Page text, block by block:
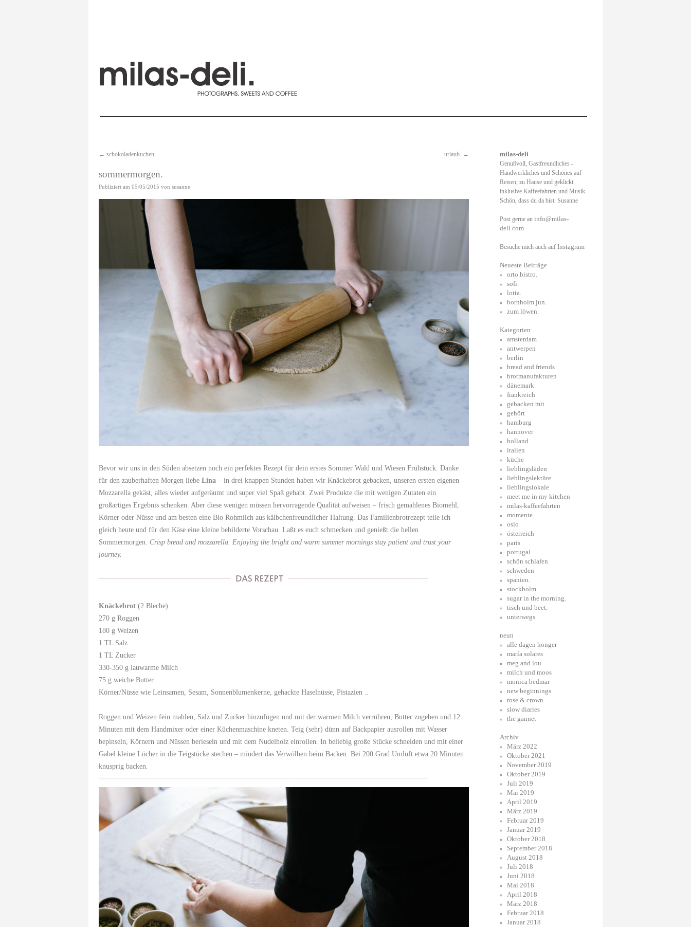
← schokoladenkuchen. urlaub. →
sommermorgen.
Publiziert am 05/05/2015 von susanne
Bevor wir uns in den Süden absetzen noch ein perfektes Rezept für dein erstes Sommer Wald und Wiesen Frühstück. Danke
für den zauberhaften Morgen liebe Lina – in drei knappen Stunden haben wir Knäckebrot gebacken, unseren ersten eigenen
Mozzarella gekäst, alles wieder aufgeräumt und super viel Spaß gehabt. Zwei Produkte die mit wenigen Zutaten ein
großartiges Ergebnis schenken. Aber diese wenigen müssen hervorragende Qualität aufweisen – frisch gemahlenes Biomehl,
Körner oder Nüsse und am besten eine Bio Rohmilch aus kälbchenfreundlicher Haltung. Das Familienbrotrezept teile ich
gleich heute und für den Käse eine kleine bebilderte Vorschau. Laßt es euch schmecken und genießt die hellen
Sommermorgen. Crisp bread and mozzarella. Enjoying the bright and warm summer mornings stay patient and trust your
journey.
Knäckebrot (2 Bleche)
270 g Roggen
180 g Weizen
1 TL Salz
1 TL Zucker
330-350 g lauwarme Milch
75 g weiche Butter
Körner/Nüsse wie Leinsamen, Sesam, Sonnenblumenkerne, gehackte Haselnüsse, Pistazien ..
Roggen und Weizen fein mahlen, Salz und Zucker hinzufügen und mit der warmen Milch verrühren, Butter zugeben und 12
Minuten mit dem Handmixer oder einer Küchenmaschine kneten. Teig (sehr) dünn auf Backpapier ausrollen mit Wasser
bepinseln, Körnern und Nüssen berieseln und mit dem Nudelholz einrollen. In beliebig große Stücke schneiden und mit einer
Gabel kleine Löcher in die Teigstücke stechen – mindert das Verwölben beim Backen. Bei 200 Grad Umluft etwa 20 Minuten
knusprig backen.
milas-deli
Genußvoll, Gastfreundliches -
Handwerkliches und Schönes auf
Reisen, zu Hause und geklickt
inklusive Kaffeefahrten und Musik.
Schön, dass du da bist. Susanne
Post gerne an info@milas-
deli.com
Besuche mich auch auf Instagram
Neueste Beiträge
orto.bistro.
sofi.
lotta.
bornholm jun.
zum löwen.
Kategorien
amsterdam
antwerpen
berlin
bread and friends
brotmanufakturen
dänemark
frankreich
gebacken mit
gehört
hamburg
hannover
holland.
italien
küche
lieblingsläden
lieblingslektüre
lieblingslokale
meet me in my kitchen
milas-kaffeefahrten
momente
oslo
österreich
paris
portugal
schön schlafen
schweden
spanien.
stockholm
sugar in the morning.
tisch und beet.
unterwegs
neun
alle dagen honger
maría solares
meg and lou
milch und moos
monica bedmar
new beginnings
rose & crown
slow diaries
the gannet
Archiv
März 2022
Oktober 2021
November 2019
Oktober 2019
Juli 2019
Mai 2019
April 2019
März 2019
Februar 2019
Januar 2019
Oktober 2018
September 2018
August 2018
Juli 2018
Juni 2018
Mai 2018
April 2018
März 2018
Februar 2018
Januar 2018